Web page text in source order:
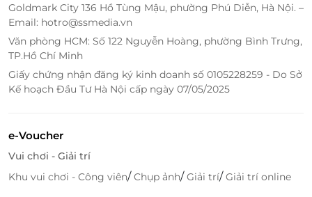
Goldmark City 136 Hồ Tùng Mậu, phường Phú Diễn, Hà Nội. –
Email: hotro@ssmedia.vn
Văn phòng HCM: Số 122 Nguyễn Hoàng, phường Bình Trưng,
TP.Hồ Chí Minh
Giấy chứng nhận đăng ký kinh doanh số 0105228259 - Do Sở
Kế hoạch Đầu Tư Hà Nội cấp ngày 07/05/2025
e-Voucher
Vui chơi - Giải trí
Khu vui chơi - Công viên/Chụp ảnh/Giải trí/Giải trí online